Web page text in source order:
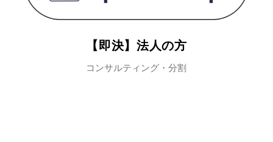
【即決】法人の方
コンサルティング・分割